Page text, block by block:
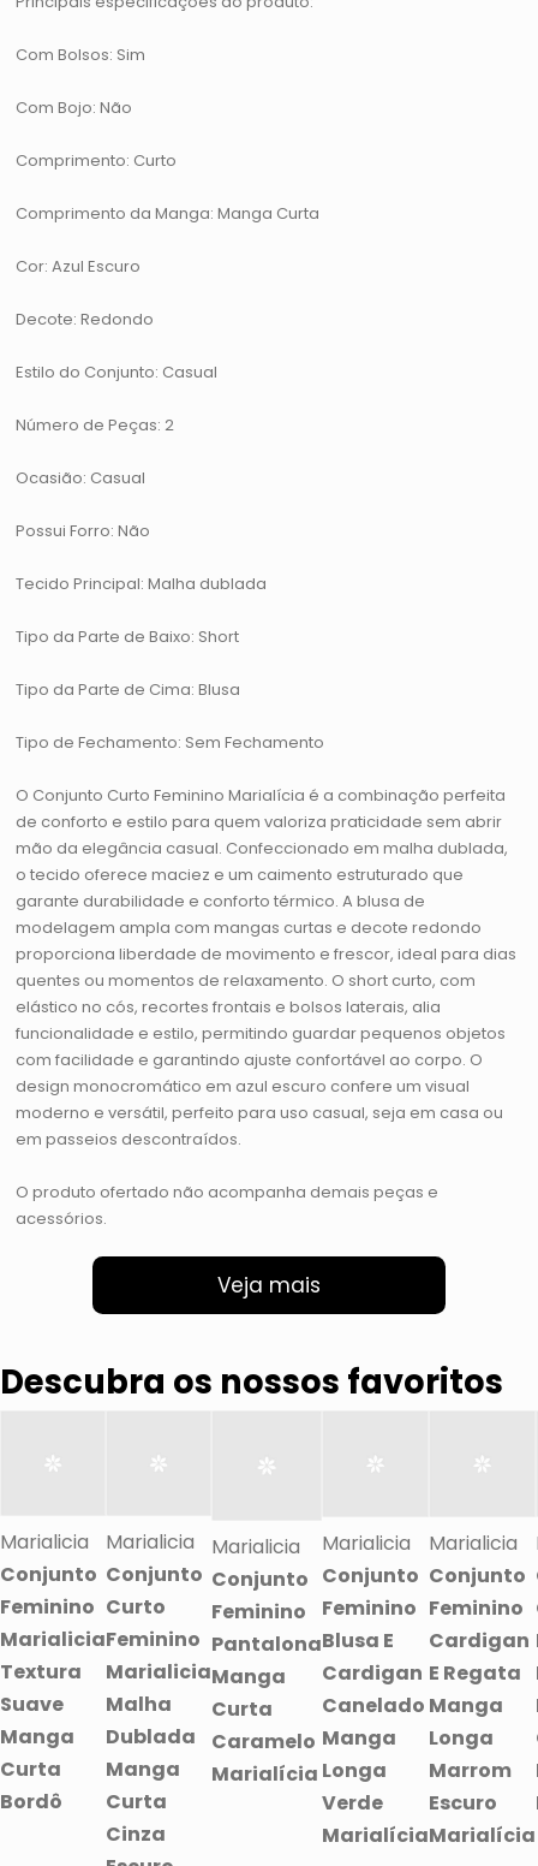
Com Bolsos: Sim
Com Bojo: Não
Comprimento: Curto
Comprimento da Manga: Manga Curta
Cor: Azul Escuro
Decote: Redondo
Estilo do Conjunto: Casual
Número de Peças: 2
Ocasião: Casual
Possui Forro: Não
Tecido Principal: Malha dublada
Tipo da Parte de Baixo: Short
Tipo da Parte de Cima: Blusa
Tipo de Fechamento: Sem Fechamento
O Conjunto Curto Feminino Marialícia é a combinação perfeita
de conforto e estilo para quem valoriza praticidade sem abrir
mão da elegância casual. Confeccionado em malha dublada,
o tecido oferece maciez e um caimento estruturado que
garante durabilidade e conforto térmico. A blusa de
modelagem ampla com mangas curtas e decote redondo
proporciona liberdade de movimento e frescor, ideal para dias
quentes ou momentos de relaxamento. O short curto, com
elástico no cós, recortes frontais e bolsos laterais, alia
funcionalidade e estilo, permitindo guardar pequenos objetos
com facilidade e garantindo ajuste confortável ao corpo. O
design monocromático em azul escuro confere um visual
moderno e versátil, perfeito para uso casual, seja em casa ou
em passeios descontraídos.
O produto ofertado não acompanha demais peças e
acessórios.
Veja mais
Descubra os nossos favoritos
Marialicia
Conjunto
Feminino
Marialicia
Textura
Suave
Manga
Curta
Bordô
Marialicia
Conjunto
Curto
Feminino
Marialicia
Malha
Dublada
Manga
Curta
Cinza
Marialicia
Conjunto
Feminino
Pantalona
Manga
Curta
Caramelo
Marialícia
Marialicia
Conjunto
Feminino
Blusa E
Cardigan
Canelado
Manga
Longa
Verde
Marialícia
Marialicia
Conjunto
Feminino
Cardigan
E Regata
Manga
Longa
Marrom
Escuro
Marialícia